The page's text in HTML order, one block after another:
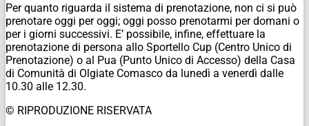
Per quanto riguarda il sistema di prenotazione, non ci si può
prenotare oggi per oggi; oggi posso prenotarmi per domani o
per i giorni successivi. E’ possibile, infine, effettuare la
prenotazione di persona allo Sportello Cup (Centro Unico di
Prenotazione) o al Pua (Punto Unico di Accesso) della Casa
di Comunità di Olgiate Comasco da lunedì a venerdì dalle
10.30 alle 12.30.
© RIPRODUZIONE RISERVATA